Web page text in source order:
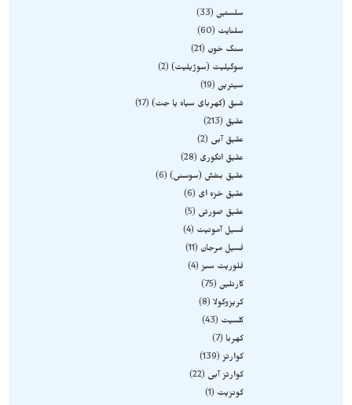
سلستین 33
سلنایت
60
سنگ خون
21
سوگیلیت (سوژیلیت) 2
سیترین 19
شبق (کهربای سیاه یا جت) 17
عقیق
213
عقیق آبی
2
عقیق انگوری
28
عقیق بنفش (سوسنی) 6
عقیق خزه ای
6
عقیق صورتی
5
فسیل آمونیت
4
فسیل مرجان
11
فلوریت سبز 4
کارنلین 75
کریزوکولا
8
کلسیت
43
کهربا
7
کوارتز 139
کوارتز آبی
22
کونزیت
1